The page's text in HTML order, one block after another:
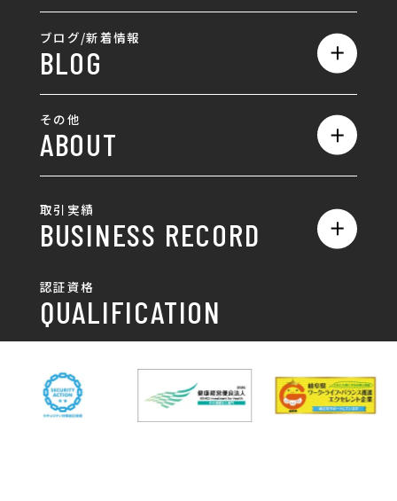
採用サイト制作
SEO対策
AIO対策
ロゴ製作・ロゴデザイン
名刺制作・名刺デザイン
パンフレット制作・デザイン
パッケージ制作・デザイン
各種デザイン制作
ホームページ
ロゴ
名刺/カード
チラシ/パンフレット
ポスター
動画/写真
封筒
看板・サイン
アパレル
ブログ/新着情報
BLOG
お知らせ
採用情報
その他
ABOUT
お客様の声
SDGsへの取り組み
DXへの取り組み
DX研修
CSR活動
取引実績
BUSINESS RECORD
務所
中部電力パワーグリッ
ド株式会社 岐阜支社
ネットワーク大学コン
ソーシアム岐阜
組合
岐阜県自動車車体整備
協同組合
瑞穂市商工会
株式会社 TENPOUP
認証資格
QUALIFICATION